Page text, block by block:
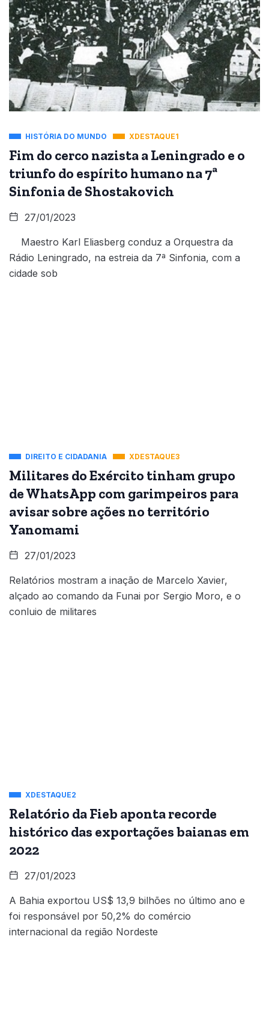
HISTÓRIA DO MUNDO XDESTAQUE1
Fim do cerco nazista a Leningrado e o
triunfo do espírito humano na 7ª
Sinfonia de Shostakovich
27/01/2023
Maestro Karl Eliasberg conduz a Orquestra da
Rádio Leningrado, na estreia da 7ª Sinfonia, com a
cidade sob
DIREITO E CIDADANIA XDESTAQUE3
Militares do Exército tinham grupo
de WhatsApp com garimpeiros para
avisar sobre ações no território
Yanomami
27/01/2023
Relatórios mostram a inação de Marcelo Xavier,
alçado ao comando da Funai por Sergio Moro, e o
conluio de militares
XDESTAQUE2
Relatório da Fieb aponta recorde
histórico das exportações baianas em
2022
27/01/2023
A Bahia exportou US$ 13,9 bilhões no último ano e
foi responsável por 50,2% do comércio
internacional da região Nordeste